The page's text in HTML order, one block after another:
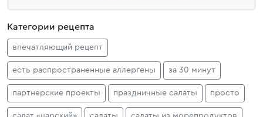
Категории рецепта
впечатляющий рецепт
есть распространенные аллергены за 30 минут
партнерские проекты праздничные салаты просто